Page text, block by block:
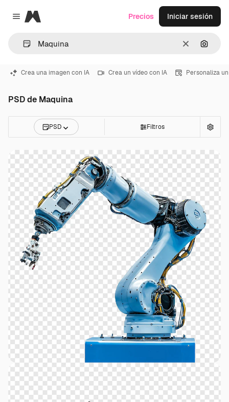
Close menu
Magnific
Borrar
Precios Iniciar sesión
Crea una imagen con IA Crea un vídeo con IA Personaliza
PSD de Maquina
PSD Filtros